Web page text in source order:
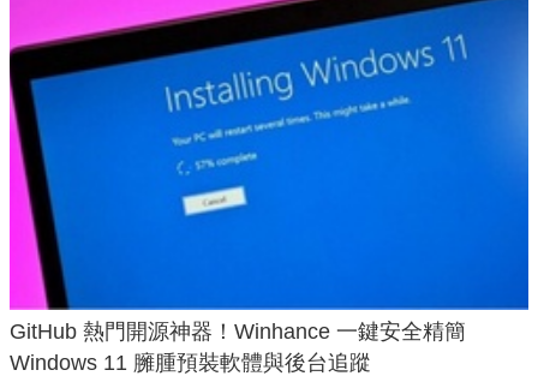
GitHub 熱門開源神器！Winhance 一鍵安全精簡
Windows 11 臃腫預裝軟體與後台追蹤